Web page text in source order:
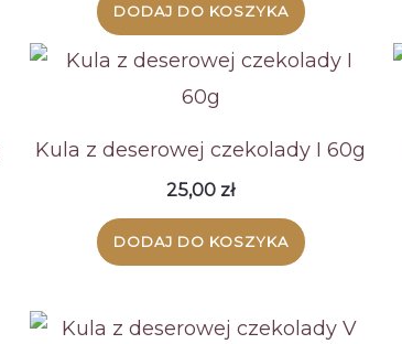
DODAJ DO KOSZYKA
Kula z deserowej czekolady I 60g
25,00 zł
DODAJ DO KOSZYKA